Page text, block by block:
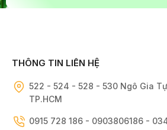
THÔNG TIN LIÊN HỆ
522 - 524 - 528 - 530 Ngô Gia
TP.HCM
0915 728 186 - 0903806186 -